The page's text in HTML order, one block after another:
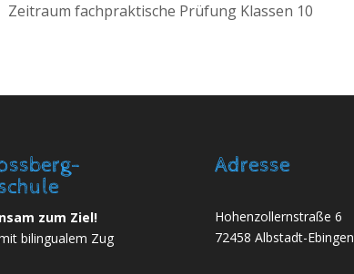
Zeitraum fachpraktische Prüfung Klassen 10
zum Ziel!
bilingualem Zug
Adresse
Hohenzollernstraße 6
72458 Albstadt-Ebingen